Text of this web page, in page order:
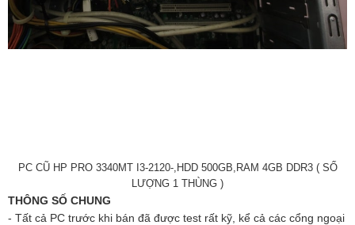
PC CŨ HP PRO 3340MT I3-2120-,HDD 500GB,RAM 4GB DDR3 ( SỐ
LƯỢNG 1 THÙNG )
THÔNG SỐ CHUNG
- Tất cả PC trước khi bán đã được test rất kỹ, kể cả các cổng ngoại